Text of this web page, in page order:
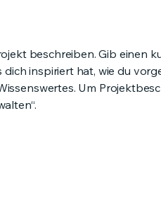
beschreiben. Gib einen
dich inspiriert hat, wie du
Um